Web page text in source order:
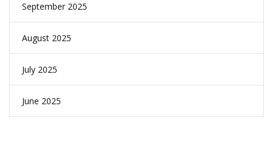
September 2025
August 2025
July 2025
June 2025